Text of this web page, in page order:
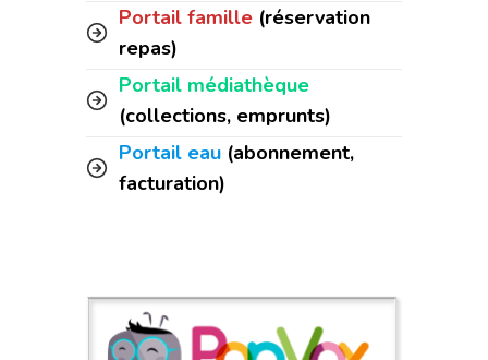
Portail famille (réservation
repas)
Portail médiathèque
(collections, emprunts)
Portail eau (abonnement,
facturation)